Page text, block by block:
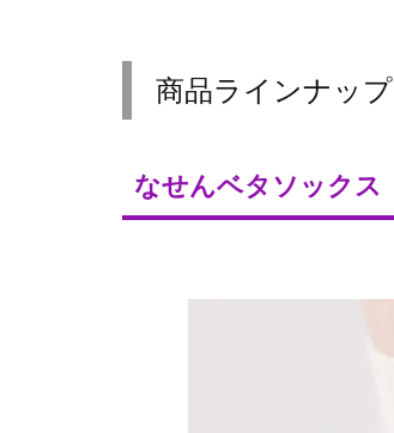
商品ラインナップ
なせんベタソックス